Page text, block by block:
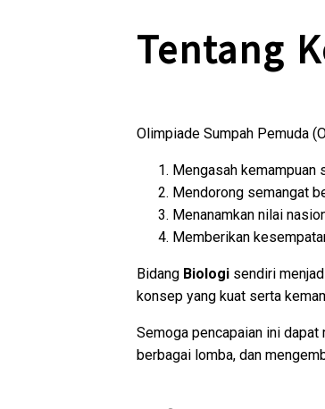
Tentang
Olimpiade Sumpah Pemuda
Mengasah
Mendorong semangat
Menanamkan nilai
Memberikan
Bidang Biologisendiri
konsep yang kuat serta
Semoga pencapaian ini
berbagai lomba, dan